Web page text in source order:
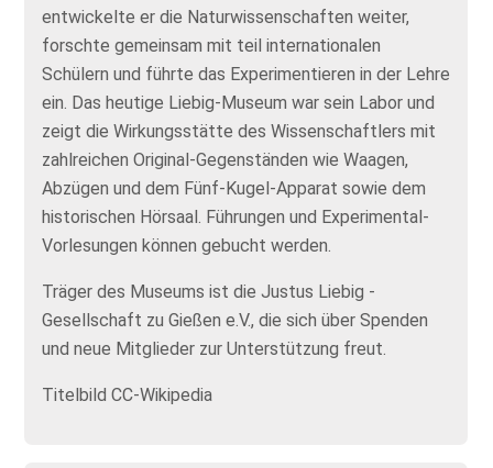
entwickelte er die Naturwissenschaften weiter,
forschte gemeinsam mit teil internationalen
Schülern und führte das Experimentieren in der Lehre
ein. Das heutige Liebig-Museum war sein Labor und
zeigt die Wirkungsstätte des Wissenschaftlers mit
zahlreichen Original-Gegenständen wie Waagen,
Abzügen und dem Fünf-Kugel-Apparat sowie dem
historischen Hörsaal. Führungen und Experimental-
Vorlesungen können gebucht werden.
Träger des Museums ist die Justus Liebig -
Gesellschaft zu Gießen e.V., die sich über Spenden
und neue Mitglieder zur Unterstützung freut.
Titelbild CC-Wikipedia